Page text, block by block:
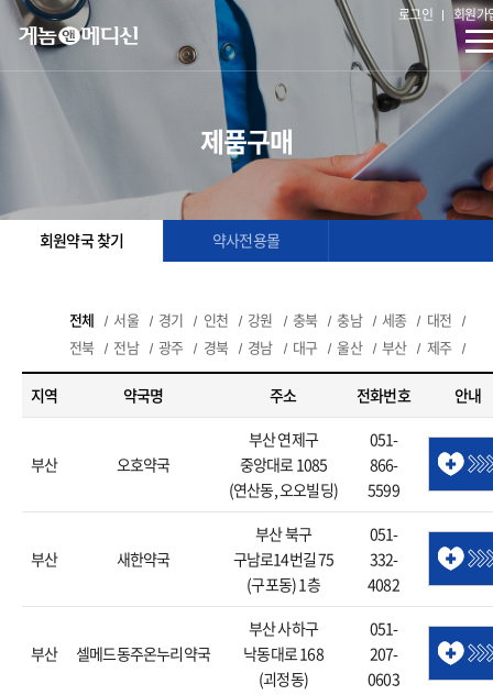
로그인 회원가
제품구매
회원약국 찾기 약사전용몰
전체 서울 경기 인천 강원 충북 충남 세종
대전
전북
전남 광주 경북 경남 대구 울산 부산 제주
지역 약국명 주소 전화번호 안내
부산 오호약국
부산 연제구
중앙대로 1085
(연산동, 오오빌딩)
051-
866-
5599
부산 새한약국
부산 북구
구남로14번길 75
(구포동) 1층
051-
332-
4082
부산 셀메드동주온누리약국
부산 사하구
낙동대로 168
(괴정동)
051-
207-
0603